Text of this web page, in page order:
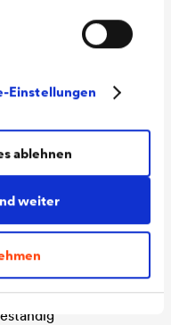
Einstellungen
weiter
ablehnen
Bruch, keine Risse
(400 kPa/72 h)
E